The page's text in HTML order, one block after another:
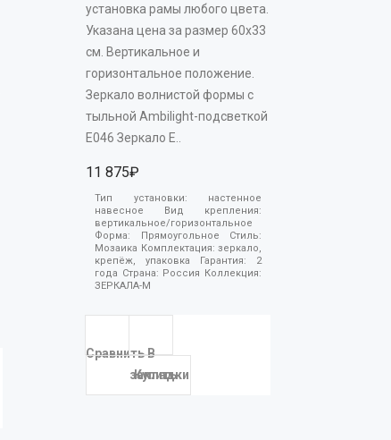
установка рамы любого цвета.
Указана цена за размер 60х33
см. Вертикальное и
горизонтальное положение.
Зеркало волнистой формы с
тыльной Ambilight-подсветкой
E046 Зеркало E..
11 875₽
Тип установки: настенное
навесное Вид крепления:
вертикальное/горизонтальное
Форма:
Прямоугольное Стиль:
Мозаика Комплектация: зеркало,
крепёж, упаковка Гарантия: 2
года Страна: Россия Коллекция:
ЗЕРКАЛА-М
СравнитьВ
закладки
Купить